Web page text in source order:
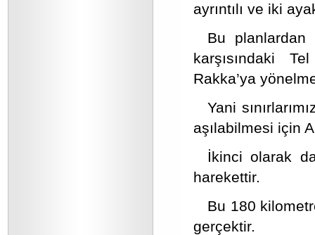
ayrıntılı ve iki
Bu planlardan
karşısındaki
Rakka’ya
Yani
aşılabilmesi için
İkinci olarak
harekettir.
Bu 180
gerçektir.